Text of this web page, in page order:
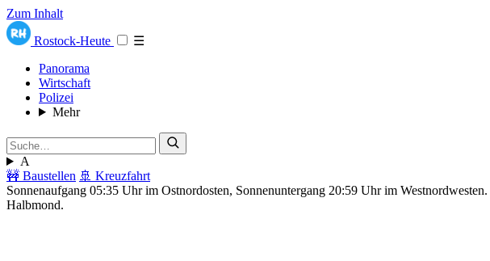
Zum Inhalt
Rostock-Heute
☰
Panorama
Wirtschaft
Polizei
Mehr
A
🚧 Baustellen 🚢 Kreuzfahrt
Sonnenaufgang 05:35 Uhr im Ostnordosten, Sonnenuntergang 20:59 Uhr im
Halbmond.